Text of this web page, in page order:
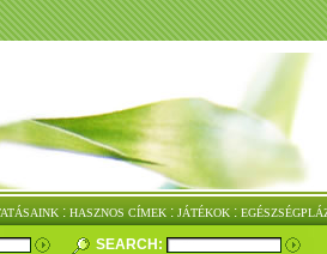
: HASZNOS CÍMEK : JÁTÉKOK :
SEARCH: